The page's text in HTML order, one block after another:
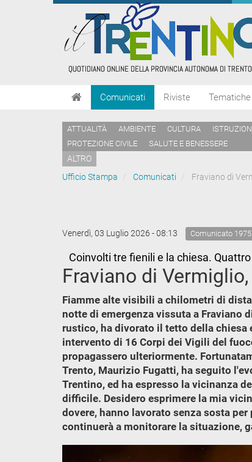
Comunicati Riviste Tematiche
ATTUALITÀ AMBIENTE CULTURA
PROTEZIONE CIVILE
SALUTE E BENESSERE
ALTRO
Ufficio Stampa
Comunicati Fraviano di
Venerdì, 03 Luglio 2026 - 08:13 Comunicato 1975
Coinvolti tre fienili e la chiesa.
Fraviano di
Fiamme alte visibili a chilometri di
notte di emergenza vissuta a Fraviano
rustico, ha divorato il tetto della chiesa
intervento di 16 Corpi dei Vigili del
propagassero ulteriormente.
Trento, Maurizio Fugatti, ha seguito
Trentino, ed ha espresso la vicinanza
difficile. Desidero esprimere la mia
dovere, hanno lavorato senza sosta
continuerà a monitorare la situazione,